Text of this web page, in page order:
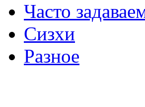
Часто
Сизхи
Разное